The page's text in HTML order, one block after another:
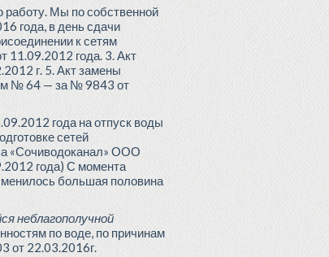
работу. Мы по собственной
года, в день сдачи
к сетям
11.09.2012 года. 3. Акт
г. 5. Акт замены
№ 64 — за № 9843 от
года на отпуск воды
сетей
«Сочиводоканал» ООО
года) С момента
большая половина
неблагополучной
по воде, по причинам
от 22.03.2016г.